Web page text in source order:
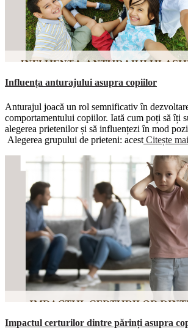
Influența anturajului asupra copiilor
Anturajul joacă un rol semnificativ în
comportamentului copiilor. Iată cum poți să îți
alegerea prietenilor și să influențezi în mod
Alegerea grupului de prieteni: acest Citește
Impactul certurilor dintre părinți asupra